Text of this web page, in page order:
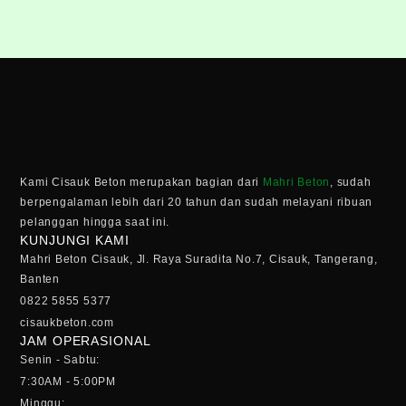
Kami Cisauk Beton merupakan bagian dari Mahri Beton
, sudah
berpengalaman lebih dari 20 tahun dan sudah melayani ribuan
pelanggan hingga saat ini.
KUNJUNGI KAMI
Mahri Beton Cisauk, Jl. Raya Suradita No.7, Cisauk, Tangerang,
Banten
0822 5855 5377
cisaukbeton.com
JAM OPERASIONAL
Senin - Sabtu:
7:30AM - 5:00PM
Minggu: